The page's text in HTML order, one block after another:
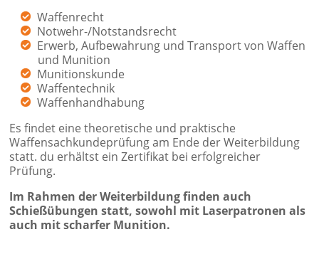
Waffenrecht
Notwehr-/Notstandsrecht
Erwerb, Aufbewahrung und Transport von Waffen
und Munition
Munitionskunde
Waffentechnik
Waffenhandhabung
Es findet eine theoretische und praktische
Waffensachkundeprüfung am Ende der Weiterbildung
statt. du erhältst ein Zertifikat bei erfolgreicher
Prüfung.
Im Rahmen der Weiterbildung finden auch
Schießübungen statt, sowohl mit Laserpatronen als
auch mit scharfer Munition.